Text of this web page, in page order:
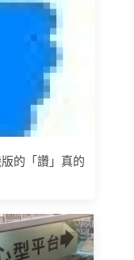
的「讚」真的